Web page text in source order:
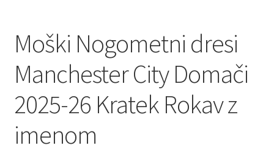
Moški Nogometni dresi
Manchester City Domači
2025-26 Kratek Rokav z
imenom